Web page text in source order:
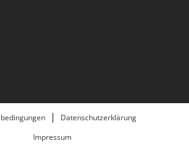
Datenschutzerklärung
Impressum